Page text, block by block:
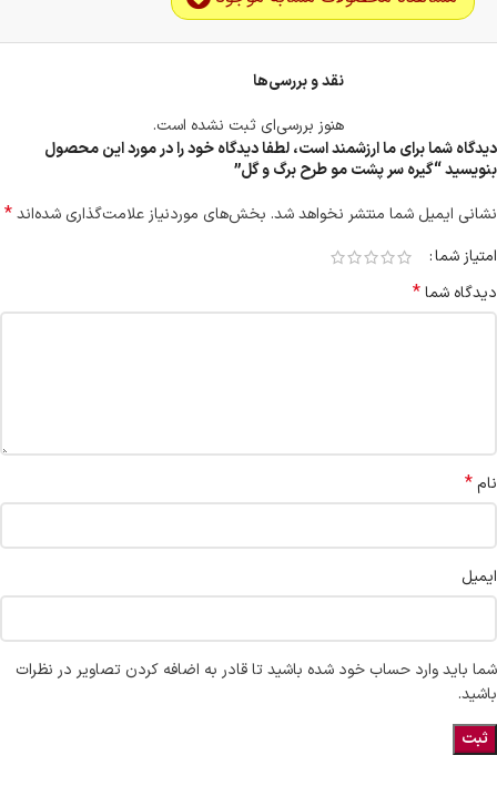
نقد و بررسی‌ها
هنوز بررسی‌ای ثبت نشده است.
دیدگاه شما برای ما ارزشمند است، لطفا دیدگاه خود را در مورد این محصول
بنویسید “گیره سر پشت مو طرح برگ و گل”
نشانی ایمیل شما منتشر نخواهد شد. بخش‌های موردنیاز علامت‌گذاری شده‌اند*
امتیاز شما
دیدگاه شما*
نام*
ایمیل
شما باید وارد حساب خود شده باشید تا قادر به اضافه کردن تصاویر در نظرات
باشید.